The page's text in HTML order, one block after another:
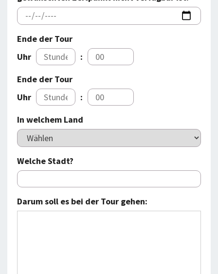
Ende der Tour
Uhr
:
Ende der Tour
Uhr
:
In welchem Land
Welche Stadt?
Darum soll es bei der Tour gehen: